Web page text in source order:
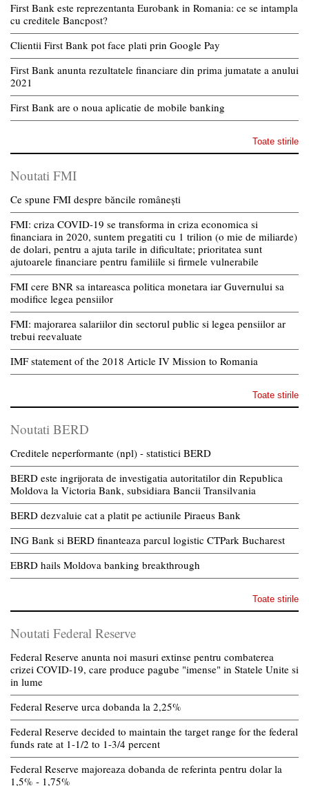
First Bank este reprezentanta Eurobank in Romania: ce se intampla
cu creditele Bancpost?
Clientii First Bank pot face plati prin Google Pay
First Bank anunta rezultatele financiare din prima jumatate a anului
2021
First Bank are o noua aplicatie de mobile banking
Toate stirile
Noutati FMI
Ce spune FMI despre băncile românești
FMI: criza COVID-19 se transforma in criza economica si
financiara in 2020, suntem pregatiti cu 1 trilion (o mie de miliarde)
de dolari, pentru a ajuta tarile in dificultate; prioritatea sunt
ajutoarele financiare pentru familiile si firmele vulnerabile
FMI cere BNR sa intareasca politica monetara iar Guvernului sa
modifice legea pensiilor
FMI: majorarea salariilor din sectorul public si legea pensiilor ar
trebui reevaluate
IMF statement of the 2018 Article IV Mission to Romania
Toate stirile
Noutati BERD
Creditele neperformante (npl) - statistici BERD
BERD este ingrijorata de investigatia autoritatilor din Republica
Moldova la Victoria Bank, subsidiara Bancii Transilvania
BERD dezvaluie cat a platit pe actiunile Piraeus Bank
ING Bank si BERD finanteaza parcul logistic CTPark Bucharest
EBRD hails Moldova banking breakthrough
Toate stirile
Noutati Federal Reserve
Federal Reserve anunta noi masuri extinse pentru combaterea
crizei COVID-19, care produce pagube "imense" in Statele Unite si
in lume
Federal Reserve urca dobanda la 2,25%
Federal Reserve decided to maintain the target range for the federal
funds rate at 1-1/2 to 1-3/4 percent
Federal Reserve majoreaza dobanda de referinta pentru dolar la
1,5% - 1,75%